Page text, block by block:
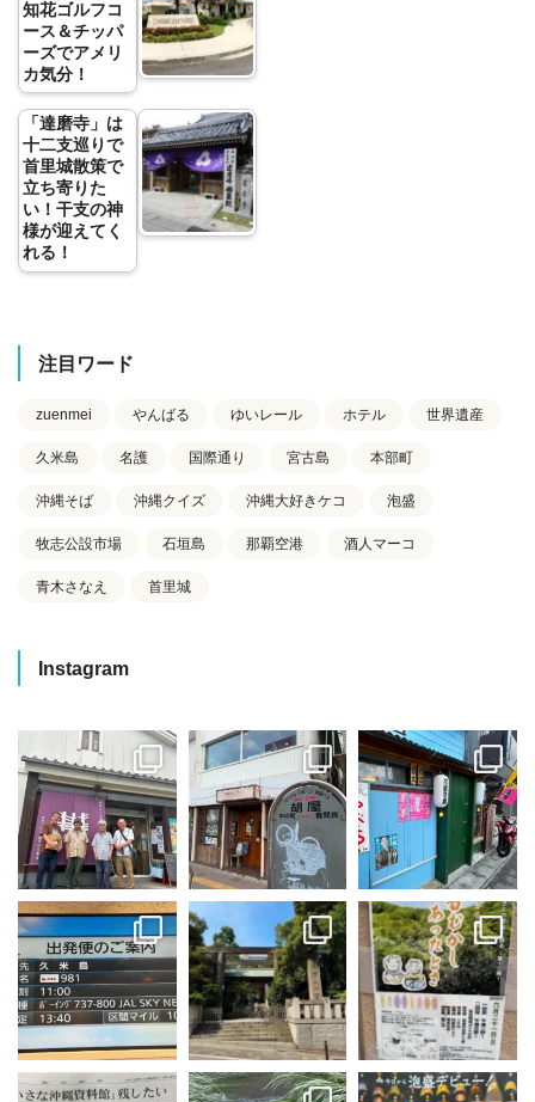
知花ゴルフコ
ース＆チッパ
ーズでアメリ
カ気分！
「達磨寺」は
十二支巡りで
首里城散策で
立ち寄りた
い！干支の神
様が迎えてく
れる！
注目ワード
zuenmei やんばる ゆいレール ホテル 世界遺産
久米島 名護 国際通り 宮古島 本部町
沖縄そば 沖縄クイズ 沖縄大好きケコ 泡盛
牧志公設市場 石垣島 那覇空港 酒人マーコ
青木さなえ 首里城
Instagram